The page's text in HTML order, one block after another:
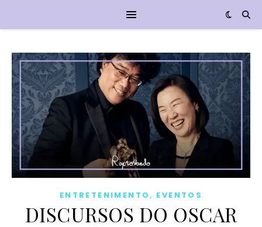
ENTRETENIMENTO, EVENTOS
DISCURSOS DO OSCAR